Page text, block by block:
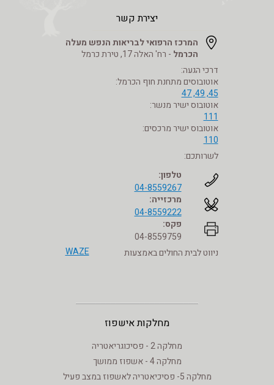
יצירת קשר
המרכז הרפואי לבריאות הנפש מעלה
הכרמל - רח' האלה 17, טירת כרמל
דרכי הגעה:
אוטובוסים מתחנת חוף הכרמל:
45, 49, 47
אוטובוס ישיר מנשר:
111
אוטובוס ישיר מרכסים:
110
לשרותכם:
טלפון:
04-8559267
מרכזייה:
04-8559222
פקס:
04-8559759
ניווט לבית החולים באמצעות
WAZE
מחלקות אישפוז
מחלקה 2 - פסיכוגריאטריה
מחלקה 4 - אשפוז ממושך
מחלקה 5- פסיכיאטריה לאשפוז במצב פעיל